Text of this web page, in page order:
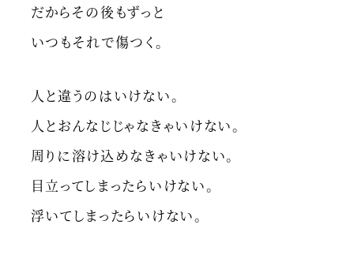
だからその後もずっと
いつもそれで傷つく。
人と違うのはいけない。
人とおんなじじゃなきゃいけない。
周りに溶け込めなきゃいけない。
目立ってしまったらいけない。
浮いてしまったらいけない。